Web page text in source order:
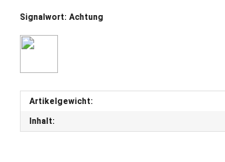
Signalwort: Achtung
Artikelgewicht:
Inhalt: